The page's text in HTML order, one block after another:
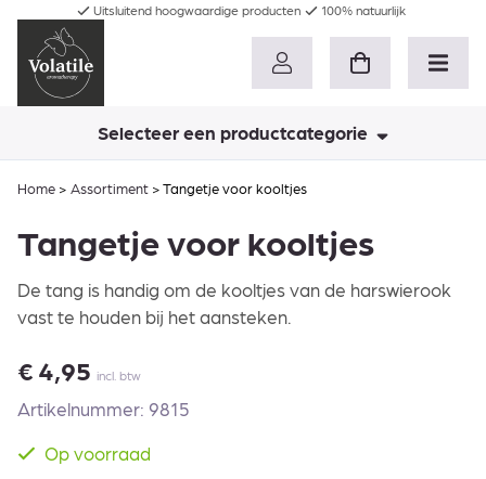
Uitsluitend hoogwaardige producten 100% natuurlijk
Selecteer een productcategorie
Home > Assortiment > Tangetje voor kooltjes
Tangetje voor kooltjes
De tang is handig om de kooltjes van de harswierook
vast te houden bij het aansteken.
€ 4,95 incl. btw
Artikelnummer: 9815
Op voorraad